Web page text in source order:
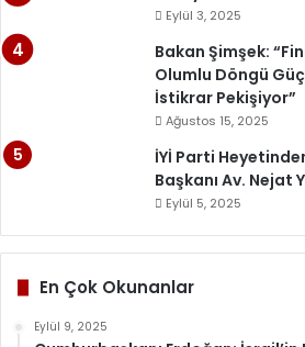
Eylül 3, 2025
Bakan Şimşek:
Olumlu Döngü
İstikrar Pekişiyor”
Ağustos 15, 2025
İYİ Parti
Başkanı Av. Nejat
Eylül 5, 2025
En Çok Okunanlar
Eylül 9, 2025